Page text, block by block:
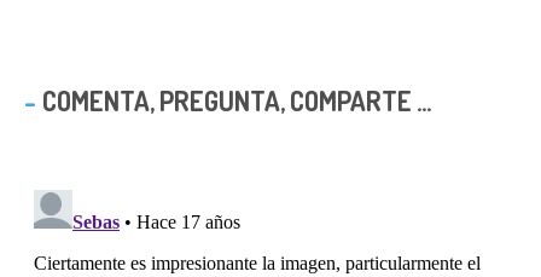
COMENTA, PREGUNTA, COMPARTE ...